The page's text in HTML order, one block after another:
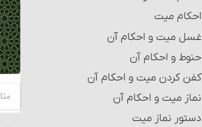
احکام ضمانت‏
احکام کفالت
شرایط کفالت
احکام امانت و امانت‏دار
احکام عاریه‏
احکام هبه (بخشش)
احکام میت‏
غسل میت و احکام آن‏
حنوط و احکام آن‏
کفن کردن میت و احکام آن
نماز میت و احکام آن‏
دستور نماز میت‏